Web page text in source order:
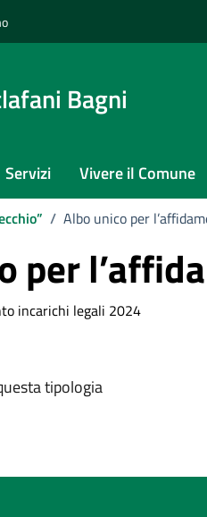
Bagni
Servizi Vivere il Comune
/ Albo unico per
per
incarichi legali 2024
tipologia